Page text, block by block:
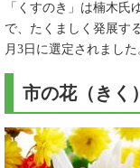
「くすのき」は楠木
で、たくましく発展す
月3日に選定されました
市の花（きく）